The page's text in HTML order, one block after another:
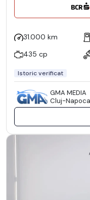
31.000 km
435 cp
Istoric verificat
GMA MEDIA
Cluj-